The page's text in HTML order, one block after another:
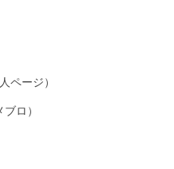
ページ）
ロ）